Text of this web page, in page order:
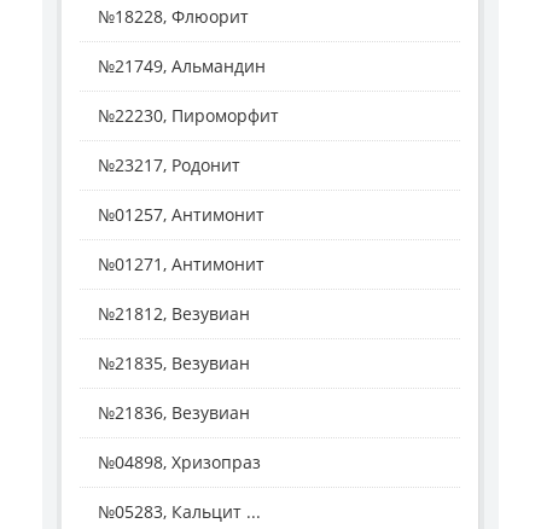
№18228, Флюорит
№21749, Альмандин
№22230, Пироморфит
№23217, Родонит
№01257, Антимонит
№01271, Антимонит
№21812, Везувиан
№21835, Везувиан
№21836, Везувиан
№04898, Хризопраз
№05283, Кальцит ...